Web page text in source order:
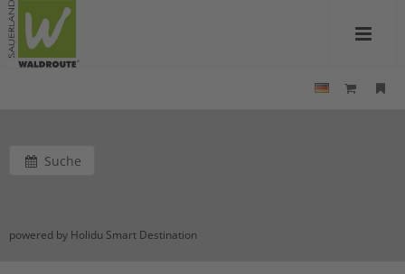
Suche
powered by Holidu Smart Destination